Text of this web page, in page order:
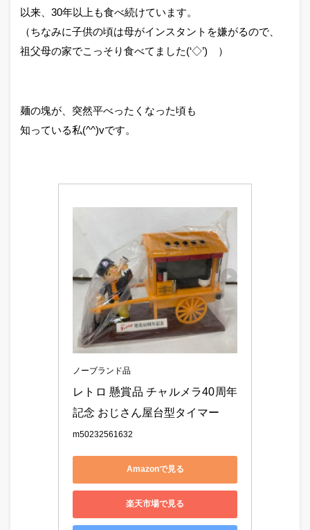
以来、30年以上も食べ続けています。
（ちなみに子供の頃は母がインスタントを嫌がるので、
祖父母の家でこっそり食べてました(‘◇’)ゞ）
麺の塊が、突然平べったくなった頃も
知っている私(^^)vです。
ノーブランド品
レトロ 懸賞品 チャルメラ40周年
記念 おじさん屋台型タイマー
m50232561632
Amazonで見る
楽天市場で見る